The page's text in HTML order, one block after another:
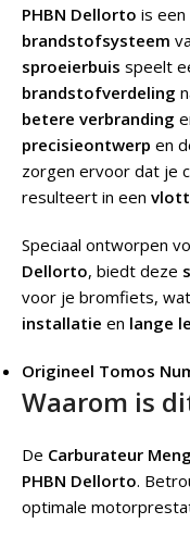
PHBN Dellorto is een
brandstofsysteem
sproeierbuis speelt
brandstofverdeling
betere verbranding
precisieontwerp en
zorgen ervoor dat je
resulteert in een
Speciaal ontworpen
Dellorto, biedt deze
voor je bromfiets,
installatie en lange
Origineel Tomos
Waarom is
De Carburateur
PHBN Dellorto.
optimale